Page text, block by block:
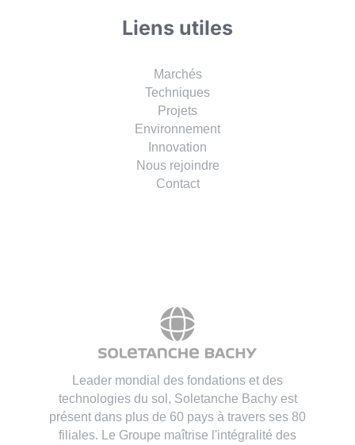
Liens utiles
Marchés
Techniques
Projets
Environnement
Innovation
Nous rejoindre
Contact
Leader mondial des fondations et des
technologies du sol, Soletanche Bachy est
présent dans plus de 60 pays à travers ses 80
filiales. Le Groupe maîtrise l'intégralité des